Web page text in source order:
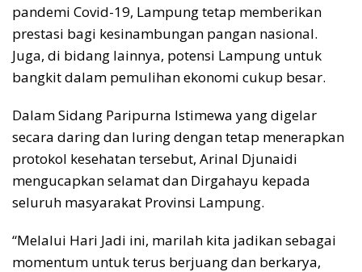
pandemi Covid-19, Lampung tetap memberikan
prestasi bagi kesinambungan pangan nasional.
Juga, di bidang lainnya, potensi Lampung untuk
bangkit dalam pemulihan ekonomi cukup besar.
Dalam Sidang Paripurna Istimewa yang digelar
secara daring dan luring dengan tetap menerapkan
protokol kesehatan tersebut, Arinal Djunaidi
mengucapkan selamat dan Dirgahayu kepada
seluruh masyarakat Provinsi Lampung.
“Melalui Hari Jadi ini, marilah kita jadikan sebagai
momentum untuk terus berjuang dan berkarya,